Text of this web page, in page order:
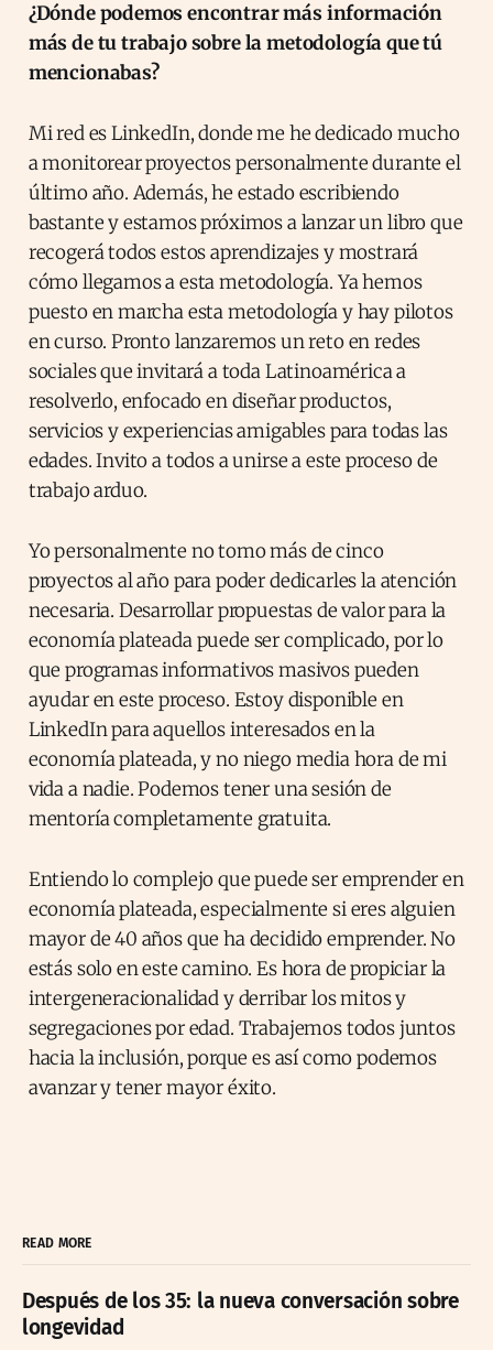
¿Dónde podemos encontrar más información
más de tu trabajo sobre la metodología que tú
mencionabas?
Mi red es LinkedIn, donde me he dedicado mucho
a monitorear proyectos personalmente durante el
último año. Además, he estado escribiendo
bastante y estamos próximos a lanzar un libro que
recogerá todos estos aprendizajes y mostrará
cómo llegamos a esta metodología. Ya hemos
puesto en marcha esta metodología y hay pilotos
en curso. Pronto lanzaremos un reto en redes
sociales que invitará a toda Latinoamérica a
resolverlo, enfocado en diseñar productos,
servicios y experiencias amigables para todas las
edades. Invito a todos a unirse a este proceso de
trabajo arduo.
Yo personalmente no tomo más de cinco
proyectos al año para poder dedicarles la atención
necesaria. Desarrollar propuestas de valor para la
economía plateada puede ser complicado, por lo
que programas informativos masivos pueden
ayudar en este proceso. Estoy disponible en
LinkedIn para aquellos interesados en la
economía plateada, y no niego media hora de mi
vida a nadie. Podemos tener una sesión de
mentoría completamente gratuita.
Entiendo lo complejo que puede ser emprender en
economía plateada, especialmente si eres alguien
mayor de 40 años que ha decidido emprender. No
estás solo en este camino. Es hora de propiciar la
intergeneracionalidad y derribar los mitos y
segregaciones por edad. Trabajemos todos juntos
hacia la inclusión, porque es así como podemos
avanzar y tener mayor éxito.
READ MORE
Después de los 35: la nueva conversación sobre
longevidad